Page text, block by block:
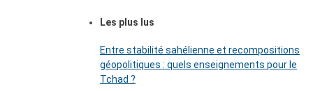
Les plus lus
Entre stabilité sahélienne et recompositions
géopolitiques : quels enseignements pour le
Tchad ?